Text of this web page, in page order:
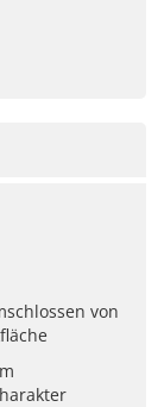
von